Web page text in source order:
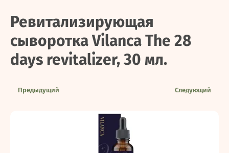
Ревитализирующая
сыворотка Vilanca The 28
days revitalizer, 30 мл.
Предыдущий Следующий